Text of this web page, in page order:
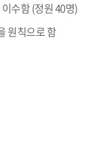
수함 (정원 40명)
원칙으로 함